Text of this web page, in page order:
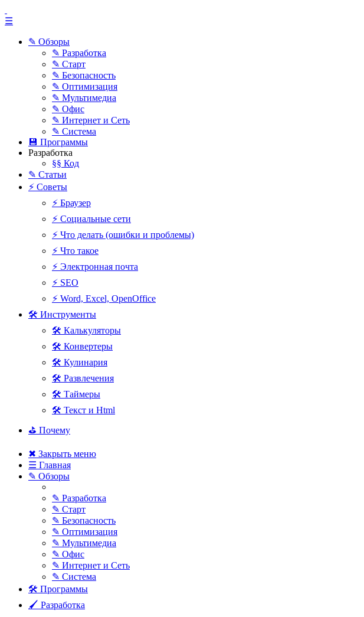
☰
✎ Обзоры
✎ Разработка
✎ Старт
✎ Безопасность
✎ Оптимизация
✎ Мультимедиа
✎ Офис
✎ Интернет и Сеть
✎ Система
💾 Программы
Разработка
§§ Код
✎ Статьи
⚡ Советы
⚡ Браузер
⚡ Социальные сети
⚡ Что делать (ошибки и проблемы)
⚡ Что такое
⚡ Электронная почта
⚡ SEO
⚡ Word, Excel, OpenOffice
🛠 Инструменты
🛠 Калькуляторы
🛠 Конвертеры
🛠 Кулинария
🛠 Развлечения
🛠 Таймеры
🛠 Текст и Html
⛳ Почему
✖ Закрыть меню
☰ Главная
✎ Обзоры
✎ Разработка
✎ Старт
✎ Безопасность
✎ Оптимизация
✎ Мультимедиа
✎ Офис
✎ Интернет и Сеть
✎ Система
🛠 Программы
🖌 Разработка